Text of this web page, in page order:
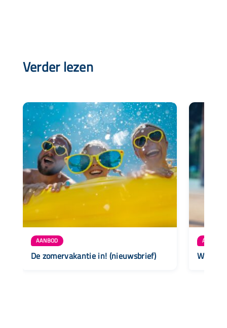
Verder lezen
AANBOD
De zomervakantie in! (nieuwsbrief)
AANBOD
Weer